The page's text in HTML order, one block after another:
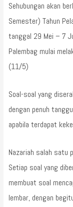
Sehubungan akan
Semester) Tahun
tanggal 29 Mei – 7
Palembag mulai
(11/5)
Soal-soal yang
dengan penuh
apabila terdapat
Nazariah salah satu
Setiap soal yang
membuat soal
lembar, dengan